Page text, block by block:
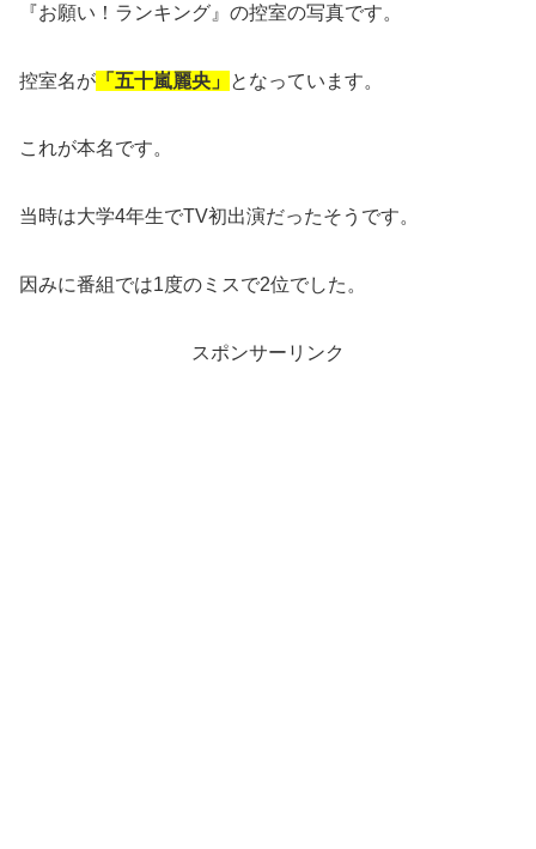
『お願い！ランキング』の控室の写真です。
控室名が 「五十嵐麗央」 となっています。
これが本名です。
当時は大学4年生でTV初出演だったそうです。
因みに番組では1度のミスで2位でした。
スポンサーリンク